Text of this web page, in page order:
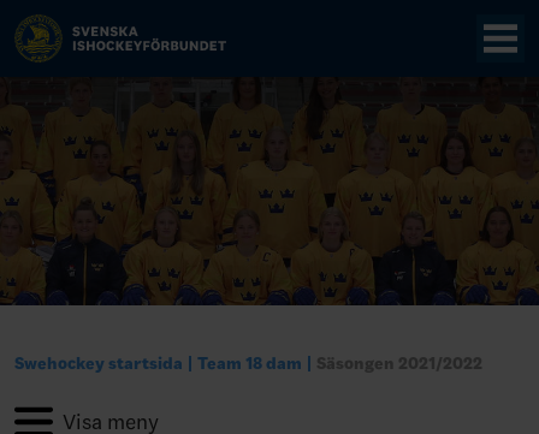
Swehockey startsida Team 18 dam Säsongen 2021/2022